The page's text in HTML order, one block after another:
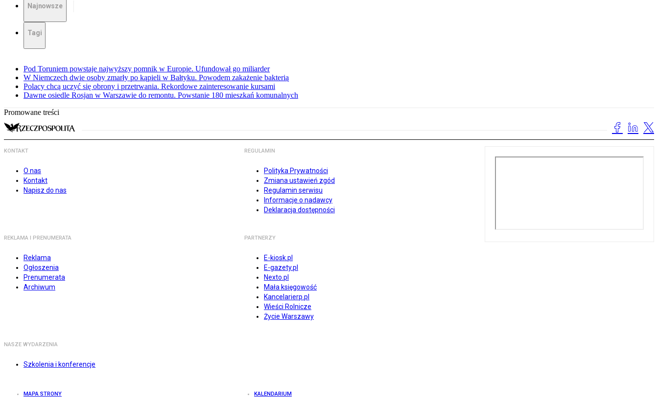
Najnowsze
Tagi
Pod Toruniem powstaje najwyższy pomnik w Europie. Ufundował go miliarder
W Niemczech dwie osoby zmarły po kąpieli w Bałtyku. Powodem zakażenie bakterią
Polacy chcą uczyć się obrony i przetrwania. Rekordowe zainteresowanie kursami
Dawne osiedle Rosjan w Warszawie do remontu. Powstanie 180 mieszkań komunalnych
Promowane treści
KONTAKT
O nas
Kontakt
Napisz do nas
REGULAMIN
Polityka Prywatności
Zmiana ustawień zgód
Regulamin serwisu
Informacje o nadawcy
Deklaracja dostępności
REKLAMA I PRENUMERATA
Reklama
Ogłoszenia
Prenumerata
Archiwum
PARTNERZY
E-kiosk.pl
E-gazety.pl
Nexto.pl
Mała księgowość
Kancelarierp.pl
Wieści Rolnicze
Życie Warszawy
NASZE WYDARZENIA
Szkolenia i konferencje
MAPA STRONY KALENDARIUM